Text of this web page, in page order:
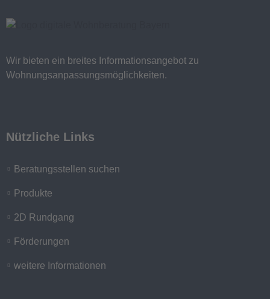
Wir bieten ein breites Informationsangebot zu
Wohnungsanpassungsmöglichkeiten.
Nützliche Links
Beratungsstellen suchen
Produkte
2D Rundgang
Förderungen
weitere Informationen